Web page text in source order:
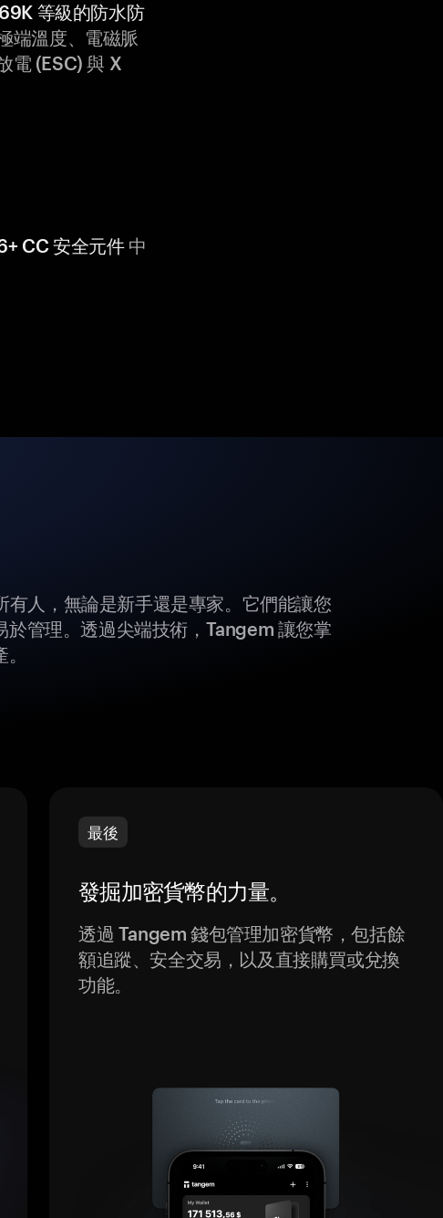
等級的防水防
端溫度、電磁脈
電 (ESC) 與 X
CC 安全元件中
有人，無論是新手還是專家。它們能讓您
於管理。透過尖端技術，Tangem 讓您掌
最後
發掘加密貨幣的力量。
透過 Tangem 錢包管理加密貨幣，包括餘
額追蹤、安全交易，以及直接購買或兌換
功能。